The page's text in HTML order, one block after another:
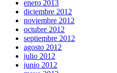
enero 2013
diciembre 2012
noviembre 2012
octubre 2012
septiembre 2012
agosto 2012
julio 2012
junio 2012